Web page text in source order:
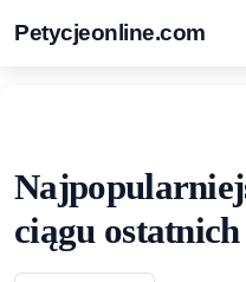
Petycjeonline.com
ciągu